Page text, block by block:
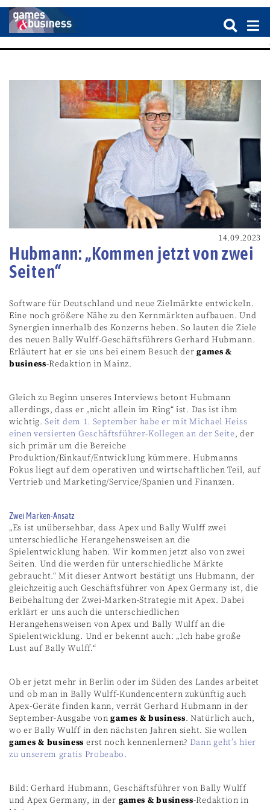
14.09.2023
Hubmann: „Kommen jetzt von zwei
Seiten“
Software für Deutschland und neue Zielmärkte entwickeln.
Eine noch größere Nähe zu den Kernmärkten aufbauen. Und
Synergien innerhalb des Konzerns heben. So lauten die Ziele
des neuen Bally Wulff-Geschäftsführers Gerhard Hubmann.
Erläutert hat er sie uns bei einem Besuch dergames &
business-Redaktion in Mainz.
Gleich zu Beginn unseres Interviews betont Hubmann
allerdings, dass er „nicht allein im Ring“ ist. Das ist ihm
wichtig.Seit dem 1. September habe er mit Michael Heiss
einen versierten Geschäftsführer-Kollegen an der Seite, der
sich primär um die Bereiche
Produktion/Einkauf/Entwicklung kümmere. Hubmanns
Fokus liegt auf dem operativen und wirtschaftlichen Teil, auf
Vertrieb und Marketing/Service/Spanien und Finanzen.
Zwei Marken-Ansatz
„Es ist unübersehbar, dass Apex und Bally Wulff zwei
unterschiedliche Herangehensweisen an die
Spielentwicklung haben. Wir kommen jetzt also von zwei
Seiten. Und die werden für unterschiedliche Märkte
gebraucht.“ Mit dieser Antwort bestätigt uns Hubmann, der
gleichzeitig auch Geschäftsführer von Apex Germany ist, die
Beibehaltung der Zwei-Marken-Strategie mit Apex. Dabei
erklärt er uns auch die unterschiedlichen
Herangehensweisen von Apex und Bally Wulff an die
Spielentwicklung. Und er bekennt auch: „Ich habe große
Lust auf Bally Wulff.“
Ob er jetzt mehr in Berlin oder im Süden des Landes arbeitet
und ob man in Bally Wulff-Kundencentern zukünftig auch
Apex-Geräte finden kann, verrät Gerhard Hubmann in der
September-Ausgabe vongames & business. Natürlich auch,
wo er Bally Wulff in den nächsten Jahren sieht. Sie wollen
games & business erst noch kennenlernen? Dann geht’s hier
zu unserem gratis Probeabo.
Bild: Gerhard Hubmann, Geschäftsführer von Bally Wulff
und Apex Germany, in der games & business-Redaktion in